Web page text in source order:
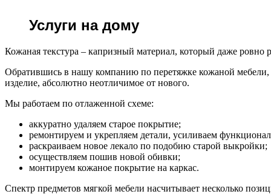
Услуги на дому
Кожаная текстура – капризный материал, который даже ровно
Обратившись в нашу компанию по перетяжке кожаной мебели,
изделие, абсолютно неотличимое от нового.
Мы работаем по отлаженной схеме:
аккуратно удаляем старое покрытие;
ремонтируем и укрепляем детали, усиливаем
раскраиваем новое лекало по подобию старой выкройки;
осуществляем пошив новой обивки;
монтируем кожаное покрытие на каркас.
Спектр предметов мягкой мебели насчитывает несколько